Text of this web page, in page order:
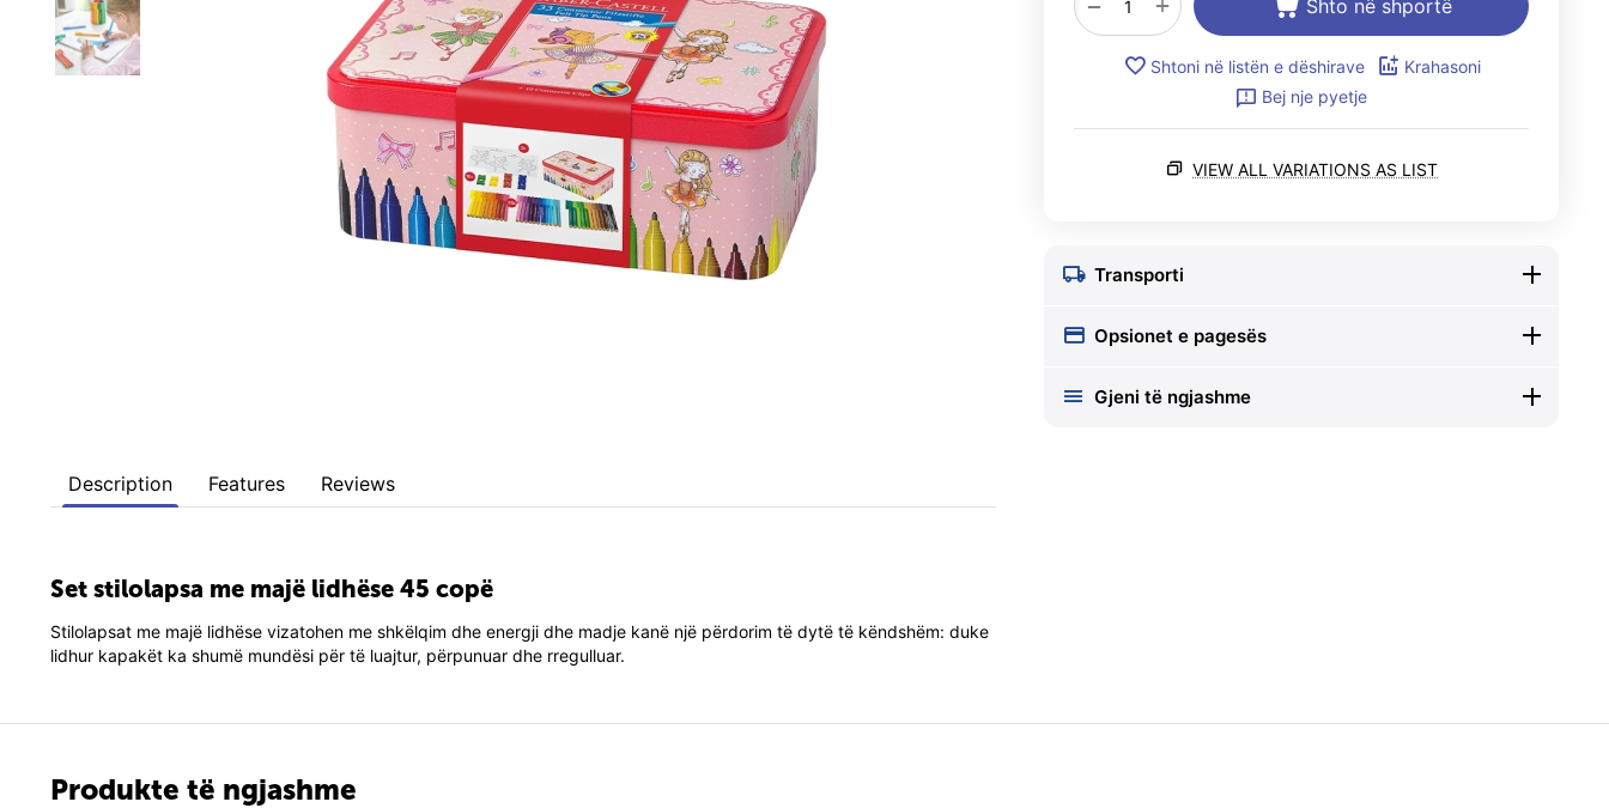
Shto në shportë
Shtoni në listën e dëshirave
Krahasoni
Bej nje pyetje
VIEW ALL VARIATIONS AS LIST
Transporti
Opsionet e pagesës
Gjeni të ngjashme
Description Features Reviews
Set stilolapsa me majë lidhëse 45 copë
Stilolapsat me majë lidhëse vizatohen me shkëlqim dhe energji dhe madje kanë një përdorim të dytë të këndshëm: duke
lidhur kapakët ka shumë mundësi për të luajtur, përpunuar dhe rregulluar.
Produkte të ngjashme